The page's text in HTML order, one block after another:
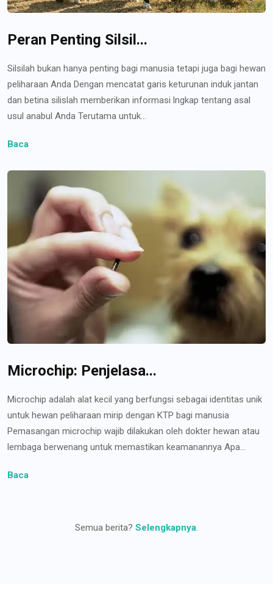
Peran Penting Silsil...
Silsilah bukan hanya penting bagi manusia tetapi juga bagi hewan
peliharaan Anda Dengan mencatat garis keturunan induk jantan
dan betina silislah memberikan informasi lngkap tentang asal
usul anabul Anda Terutama untuk...
Baca
Microchip: Penjelasa...
Microchip adalah alat kecil yang berfungsi sebagai identitas unik
untuk hewan peliharaan mirip dengan KTP bagi manusia
Pemasangan microchip wajib dilakukan oleh dokter hewan atau
lembaga berwenang untuk memastikan keamanannya Apa...
Baca
Semua berita? Selengkapnya